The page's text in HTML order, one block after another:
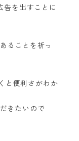
告を出すことに
ることを祈っ
と便利さがわか
きたいので